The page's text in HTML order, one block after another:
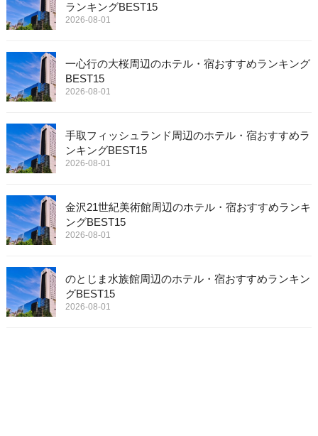
ランキングBEST15
2026-08-01
一心行の大桜周辺のホテル・宿おすすめランキング
BEST15
2026-08-01
手取フィッシュランド周辺のホテル・宿おすすめラ
ンキングBEST15
2026-08-01
金沢21世紀美術館周辺のホテル・宿おすすめランキ
ングBEST15
2026-08-01
のとじま水族館周辺のホテル・宿おすすめランキン
グBEST15
2026-08-01